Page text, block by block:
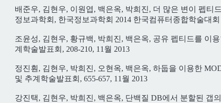
배준우, 김현우, 이원엽, 백은옥, 박희진, 더 많은 변이 펩
정보과학회, 한국정보과학회 2014 한국컴퓨터종합학술대회
조윤성, 김현우, 황규백, 박희진, 백은옥, 공유 펩티드를 이
계학술발표회, 208-210, 11월 2013
정진훤, 김현우, 박희진, 오현옥, 백은옥, 하둡을 이용한
및 추계학술발표회, 655-657, 11월 2013
강진택, 김현우, 박희진, 백은옥, 단백질 DB에서 분할된 갭